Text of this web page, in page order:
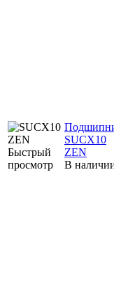
Быстрый
просмотр
SUCX10
ZEN
В